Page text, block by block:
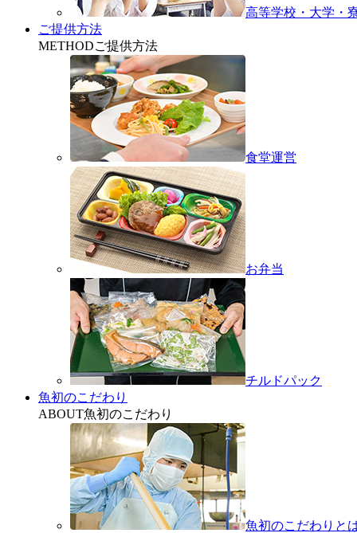
高等学校・大学・
ご提供方法
METHODご提供方法
食堂運営
お弁当
チルドパック
魚初のこだわり
ABOUT魚初のこだわり
魚初のこだわりと